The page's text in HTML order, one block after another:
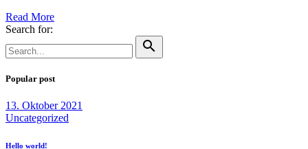
Read More
Search for:
search
Popular post
13. Oktober 2021
Uncategorized
Hello world!